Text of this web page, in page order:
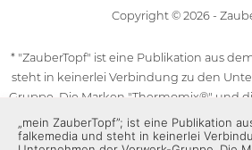
Copyright © 2026 -
* "ZauberTopf" ist eine Publikation aus
steht in keinerlei Verbindung zu den
Gruppe. Die Marken "Thermomix®" und
des "Thermomix®" sind eingetragene
der Vorwerk-Gruppe. Die Marken
„mein ZauberTopf”; ist eine Publikation
falkemedia und steht in keinerlei